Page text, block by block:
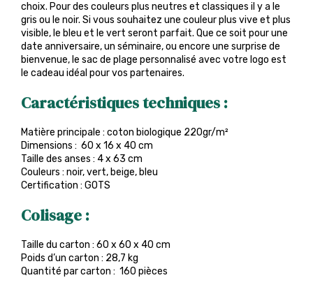
choix. Pour des couleurs plus neutres et classiques il y a le
gris ou le noir. Si vous souhaitez une couleur plus vive et plus
visible, le bleu et le vert seront parfait. Que ce soit pour une
date anniversaire, un séminaire, ou encore une surprise de
bienvenue, le sac de plage personnalisé avec votre logo est
le cadeau idéal pour vos partenaires.
Caractéristiques techniques :
Matière principale : coton biologique 220gr/m²
Dimensions : 60 x 16 x 40 cm
Taille des anses : 4 x 63 cm
Couleurs : noir, vert, beige, bleu
Certification : GOTS
Colisage :
Taille du carton : 60 x 60 x 40 cm
Poids d’un carton : 28,7 kg
Quantité par carton : 160 pièces